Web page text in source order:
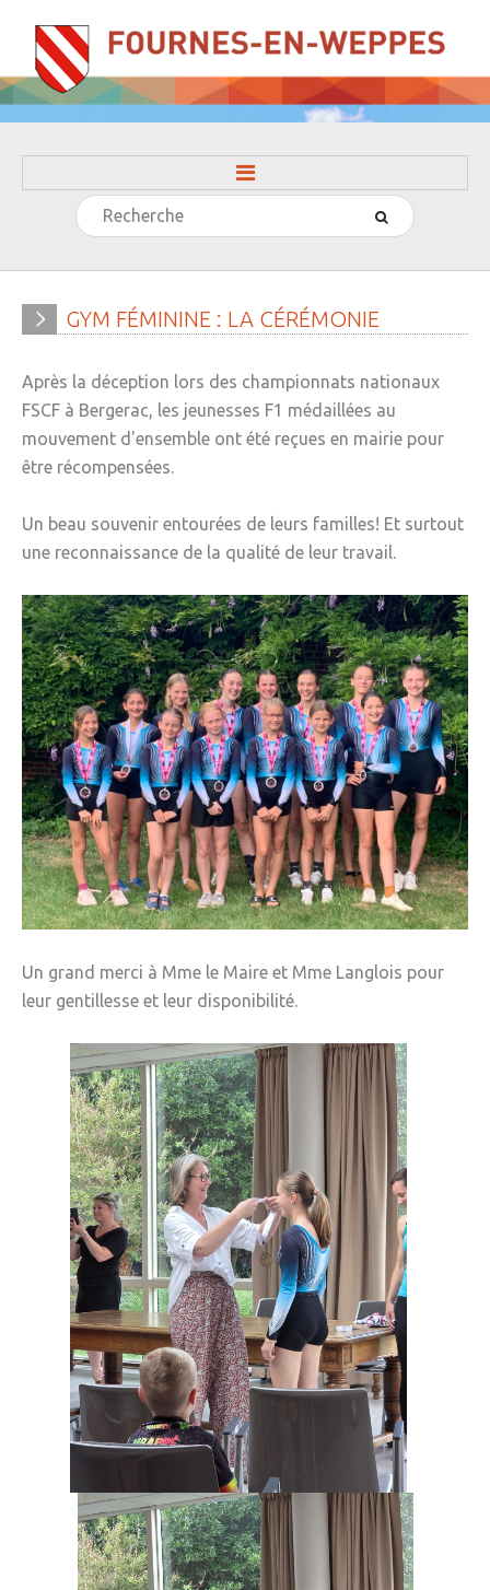
ACCUEIL
» Evénements
» Journal municipal
» Le conseil municipal
» Participation citoyenne
» Réglementation communale
» Les Vitraux de l'Eglise
» Services municipaux
» C.C.A.S
» Métropole Européenne de Lille
VIE PRATIQUE
» Actualités
» Agenda
» Aide à la famille
» Commerces et artisans
» Démarches administratives
» Encombrants et déchets
» Numéros utiles
» Santé
» Transport
» Médiathèque
JEUNESSE
» Centre de Loisirs
» Ecoles
» Ecole publique du Clos d’Hespel
» APE de l'Ecole du Clos
» Ecole privée Jeanne d’Arc
» APEL de l'Ecole Jeanne d'Arc
» Maison des jeunes
» Mode de garde
Rechercher
GYM FÉMININE : LA CÉRÉMONIE
Après la déception lors des championnats nationaux
FSCF à Bergerac, les jeunesses F1 médaillées au
mouvement d'ensemble ont été reçues en mairie pour
être récompensées.
Un beau souvenir entourées de leurs familles! Et surtout
une reconnaissance de la qualité de leur travail.
Un grand merci à Mme le Maire et Mme Langlois pour
leur gentillesse et leur disponibilité.